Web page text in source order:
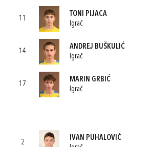
11
TONI PIJACA
Igrač
14
ANDREJ BUŠKULIĆ
Igrač
17
MARIN GRBIĆ
Igrač
2
IVAN PUHALOVIĆ